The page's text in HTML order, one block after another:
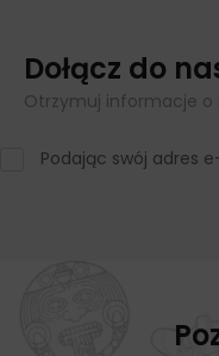
Dołącz do
Otrzymuj informacje o
Podając swój adres